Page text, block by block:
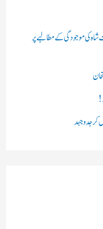
شاہ کی موجودگی کے مطالبے پر
!
کر جدوجہد